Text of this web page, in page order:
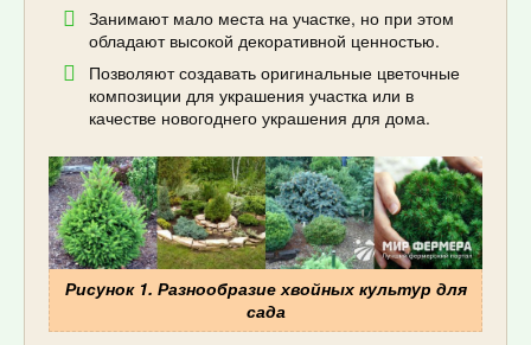
Занимают мало места на участке, но при этом
обладают высокой декоративной ценностью.
Позволяют создавать оригинальные цветочные
композиции для украшения участка или в
качестве новогоднего украшения для дома.
Рисунок 1. Разнообразие хвойных культур для
сада